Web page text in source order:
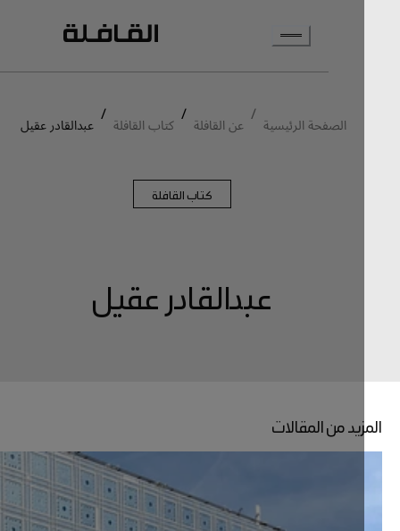
الصفحة الرئيسية / عن القافلة / كتاب القافلة / عبدالقادر عقيل
كتاب القافلة
عبدالقادر عقيل
من المقالات